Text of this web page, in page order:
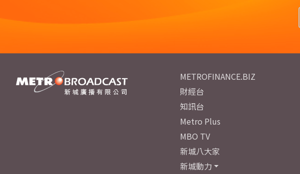
METROFINANCE.BIZ
財經台
知訊台
Metro Plus
MBO TV
新城八大家
新城動力